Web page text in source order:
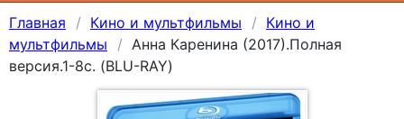
Главная Кино и мультфильмы
Кино и
мультфильмы
Анна Каренина (2017).Полная
версия.1-8с. (BLU-RAY)